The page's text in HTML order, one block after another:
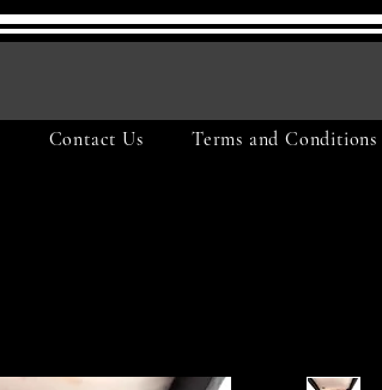
Contact Us Terms and Conditions